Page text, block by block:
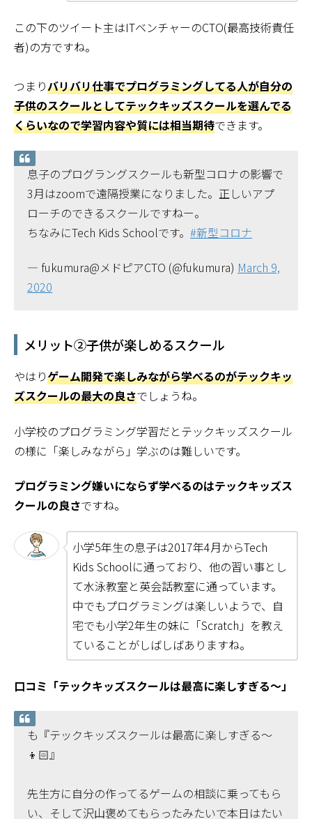
この下のツイート主はITベンチャーのCTO(最高技術責任
者)の方ですね。
つまりバリバリ仕事でプログラミングしてる人が自分の
子供のスクールとしてテックキッズスクールを選んでる
くらいなので学習内容や質には相当期待できます。
息子のプログラングスクールも新型コロナの影響で
3月はzoomで遠隔授業になりました。正しいアプ
ローチのできるスクールですねー。
ちなみにTech Kids Schoolです。#新型コロナ
— fukumura@メドピアCTO (@fukumura) March 9,
2020
メリット②子供が楽しめるスクール
やはりゲーム開発で楽しみながら学べるのがテックキッ
ズスクールの最大の良さでしょうね。
小学校のプログラミング学習だとテックキッズスクール
の様に「楽しみながら」学ぶのは難しいです。
プログラミング嫌いにならず学べるのはテックキッズス
クールの良さですね。
小学5年生の息子は2017年4月からTech
Kids Schoolに通っており、他の習い事とし
て水泳教室と英会話教室に通っています。
中でもプログラミングは楽しいようで、自
宅でも小学2年生の妹に「Scratch」を教え
ていることがしばしばありますね。
口コミ「テックキッズスクールは最高に楽しすぎる～」
も『テックキッズスクールは最高に楽しすぎる〜
👦🏻』
先生方に自分の作ってるゲームの相談に乗ってもら
い、そして沢山褒めてもらったみたいで本日はたい